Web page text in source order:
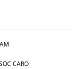
CARO